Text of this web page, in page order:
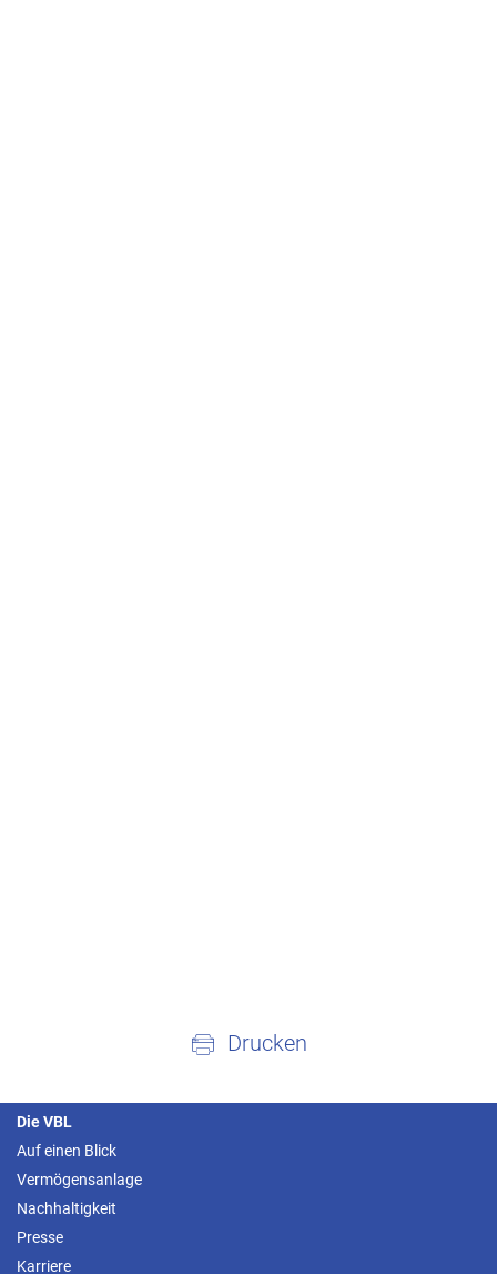
Drucken
Die VBL
Auf einen Blick
Vermögensanlage
Nachhaltigkeit
Presse
Karriere